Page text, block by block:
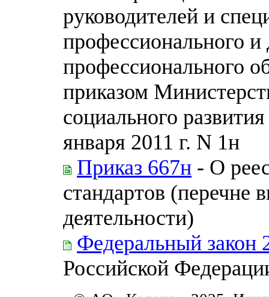
руководителей и
профессионального и
профессионального
приказом
социального
января 2011 г. N 1н
Приказ 667н - О
стандартов (перечне
деятельности)
Федеральный закон
Российской